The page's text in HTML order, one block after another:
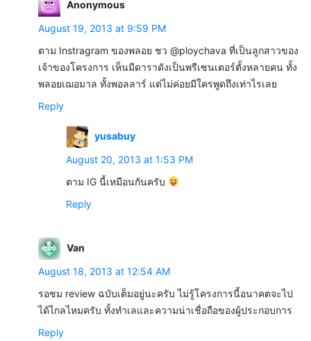
Anonymous
August 19, 2013 at 9:59 PM
ตาม Instragram ของพลอย ชว @ploychava ที่เป็นลูกสาวของ
เจ้าของโครงการ เห็นมีดาราดังเป็นพรีเซนเตอร์ตั้งหลายคน ทั้ง
พลอยเฌอมาล ทั้งพอลลาร์ แต่ไม่ค่อยมีใครพูดถึงเท่าไรเลย
Reply
yusabuy
August 20, 2013 at 1:53 PM
ตาม IG นี้เหมือนกันครับ
Reply
Van
August 18, 2013 at 12:54 AM
รอชม review ฉบับเต็มอยู่นะครับ ไม่รู้โครงการนี้อนาคตจะไป
ได้ไกลไหมครับ ทั้งทำเลและความน่าเชื่อถือของผู้ประกอบการ
Reply